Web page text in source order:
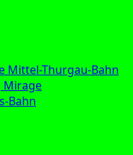
Mittel-Thurgau-Bahn
Mirage
Bahn